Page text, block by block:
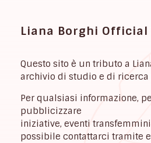
Liana Borghi Official
Questo sito è un tributo a
archivio di studio e di
Per qualsiasi informazione,
pubblicizzare
iniziative, eventi
possibile contattarci tramite